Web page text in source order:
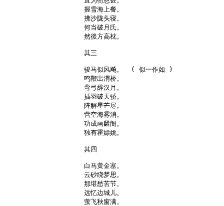
握雪海上餐。
拂沙陇头寝。
何当破月氏。
然後方高枕。
其三
骏马似风飚。  ( 似一作如 )
鸣鞭出渭桥。
弯弓辞汉月。
插羽破天骄。
阵解星芒尽。
营空海雾消。
功成画麟阁。
独有霍嫖姚。
其四
白马黄金塞。
云砂绕梦思。
那堪愁苦节。
远忆边城儿。
萤飞秋窗满。